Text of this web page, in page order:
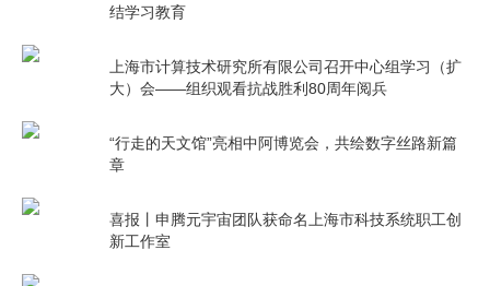
结学习教育
上海市计算技术研究所有限公司召开中心组学习（扩
大）会——组织观看抗战胜利80周年阅兵
“行走的天文馆”亮相中阿博览会，共绘数字丝路新篇
章
喜报丨申腾元宇宙团队获命名上海市科技系统职工创
新工作室